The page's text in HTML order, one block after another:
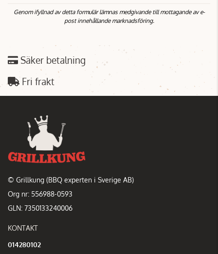
Genom ifyllnad av detta formulär lämnas medgivande till mottagande av e-
post innehållande marknadsföring.
Säker betalning
Fri frakt
© Grillkung (BBQ experten i Sverige AB)
Org nr: 556988-0593
GLN: 7350133240006
KONTAKT
014280102